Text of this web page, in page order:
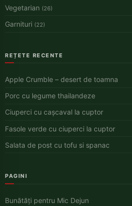
Vegetarian (26)
Garnituri (22)
REȚETE RECENTE
Apple Crumble – desert de toamna
Porc cu legume thailandeze
Ciuperci cu cașcaval la cuptor
Fasole verde cu ciuperci la cuptor
Salata de post cu tofu si spanac
PAGINI
Bunătăți pentru Mic Dejun